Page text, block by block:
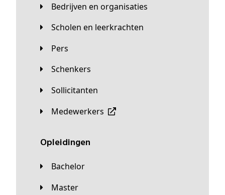
Bedrijven en organisaties
Scholen en leerkrachten
Pers
Schenkers
Sollicitanten
Medewerkers
Opleidingen
Bachelor
Master